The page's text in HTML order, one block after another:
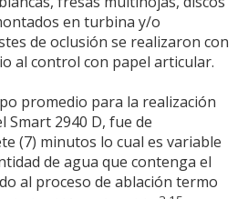
en turbina y/o
de oclusión se realizaron con
al control con papel articular.
promedio para la realización
Smart 2940 D, fue de
(7) minutos lo cual es variable
de agua que contenga el
al proceso de ablación termo